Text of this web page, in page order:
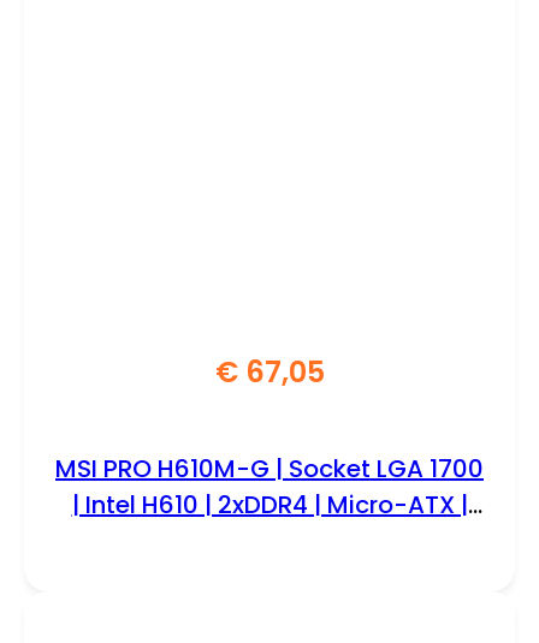
€67,05
MSI PRO H610M-G | Socket LGA 1700
| Intel H610 | 2xDDR4 | Micro-ATX |